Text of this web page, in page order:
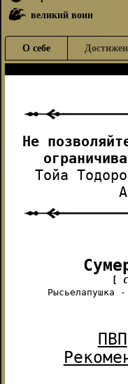
великий воин
О себе
Не
Тойа
Рысьелапушка
ПВП